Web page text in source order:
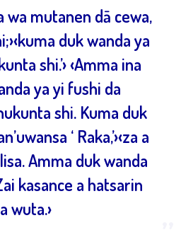
wa mutanen dā cewa,
duk wanda ya
shi.’› ‹Amma ina
ya yi fushi da
shi. Kuma duk
‘ Raka,’›‹za a
Amma duk wanda
kasance a hatsarin
wuta.›